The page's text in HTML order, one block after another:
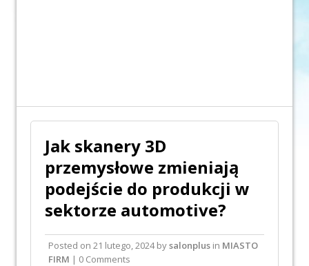
Jak skanery 3D
przemysłowe zmieniają
podejście do produkcji w
sektorze automotive?
Posted on 21 lutego, 2024bysalonplus in MIASTO
FIRM | 0 Comments